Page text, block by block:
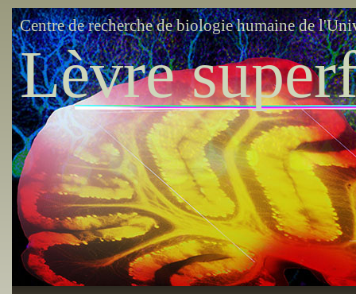
Centre de recherche de biologie humaine de
Lèvre